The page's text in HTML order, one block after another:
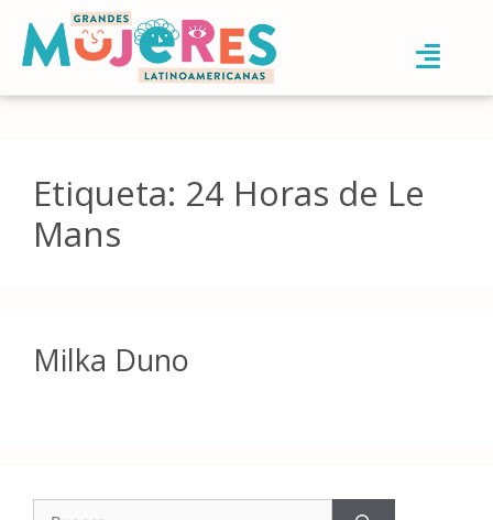
Etiqueta: 24 Horas de Le
Mans
Milka Duno